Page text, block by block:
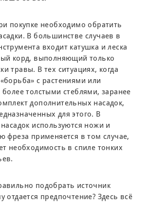
покупке необходимо обратить
В большинстве случаев в
входит катушка и леска
корд, выполняющий только
травы. В тех ситуациях, когда
с растениями или
более толстыми стеблями, заранее
дополнительных насадок,
для этого. В
насадок используются ножи и
фреза применяется в том случае,
необходимость в спиле тонких
подобрать источник
отдается предпочтение? Здесь всё